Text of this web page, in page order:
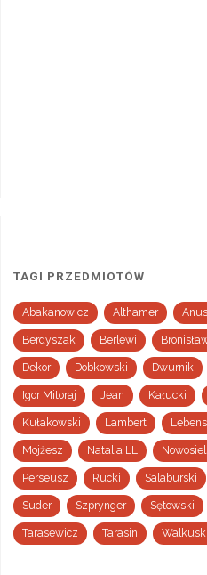
TAGI PRZEDMIOTÓW
Abakanowicz Althamer
Berdyszak Berlewi
Dekor Dobkowski Dwurnik
Igor Mitoraj Jean Kałucki
Kułakowski Lambert
Mojżesz Natalia LL
Perseusz Rucki Salaburski
Suder Szprynger Sętowski
Tarasewicz Tarasin Walkuski